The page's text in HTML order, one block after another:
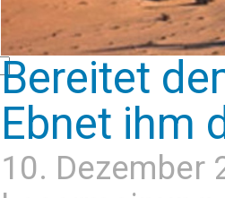
Bereitet
Ebnet ihm
10. Dezember